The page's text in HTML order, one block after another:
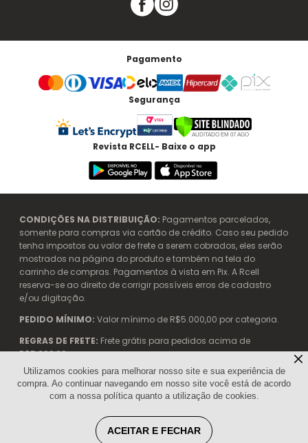
Utilizamos cookies para melhorar nosso site e sua experiência de
compra. Ao continuar navegando em nosso site você está de acordo
com a nossa política quanto a utilização de cookies.
ACEITAR E FECHAR
Pagamento
Segurança
Revista RCELL- Baixe o app
CONDIÇÕES NA DISTRIBUIÇÃO: Pagamentos parcelados,
somente para compras via cartão de crédito. Caso seu pedido
tenha impostos ou valor de frete a serem cobrados, eles serão
mostrados na página do produto e também na tela do
carrinho de compras. Pagamentos à vista em Pix. A Rcell
reserva-se ao direito de corrigir possíveis erros de cadastro
e/ou digitação.
PEDIDO MÍNIMO: Valor mínimo de R$5.000,00 por categoria.
REGRAS DE FRETE: Frete grátis para pedidos acima de
R$5.000,00.
Rcell Telecom. - 04.904.042/0002-99 | Avenida das Nações